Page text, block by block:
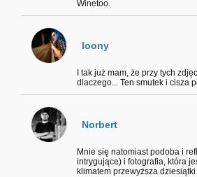
Winetoo.
loony
I tak już mam, że przy tych
dlaczego... Ten smutek i cisza
Norbert
Mnie się natomiast podoba i
intrygujące) i fotografia, która
klimatem przewyższa